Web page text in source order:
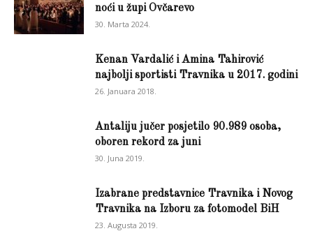
noći u župi Ovčarevo
30. Marta 2024.
Kenan Vardalić i Amina Tahirović
najbolji sportisti Travnika u 2017. godini
26. Januara 2018.
Antaliju jučer posjetilo 90.989 osoba,
oboren rekord za juni
30. Juna 2019.
Izabrane predstavnice Travnika i Novog
Travnika na Izboru za fotomodel BiH
23. Augusta 2019.